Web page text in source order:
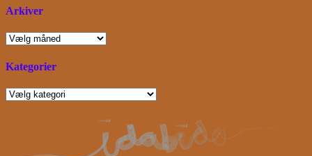
Arkiver
Arkiver
Kategorier
Kategorier